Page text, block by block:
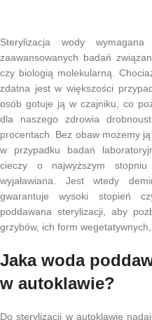
Sterylizacja wody
zaawansowanych badań
czy biologią molekularną.
zdatna jest w większości
osób gotuje ją w czajniku, co
dla naszego zdrowia
procentach. Bez obaw możemy
w przypadku badań
cieczy o najwyższym
wyjaławiana. Jest wtedy
gwarantuje wysoki stopień
poddawana sterylizacji, aby
grzybów, ich form
Jaka woda
w autoklawie?
Do sterylizacji w autoklawie